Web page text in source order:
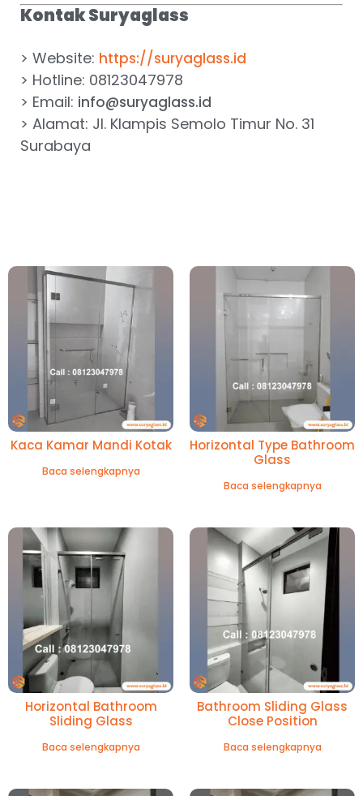
Kontak Suryaglass
> Website: https://suryaglass.id
> Hotline: 08123047978
> Email: info@suryaglass.id
> Alamat: Jl. Klampis Semolo Timur No. 31
Surabaya
Kaca Kamar Mandi Kotak
Baca selengkapnya
Horizontal Type Bathroom
Glass
Baca selengkapnya
Horizontal Bathroom
Sliding Glass
Baca selengkapnya
Bathroom Sliding Glass
Close Position
Baca selengkapnya